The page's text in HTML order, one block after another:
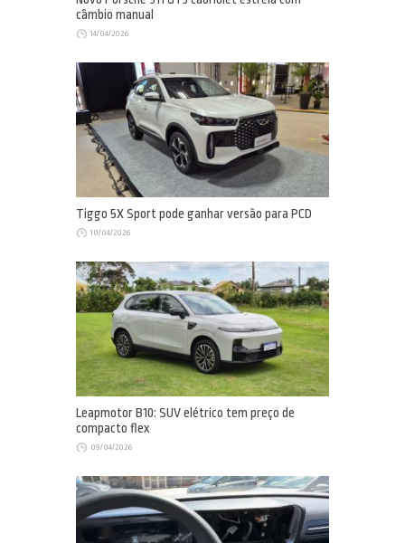
câmbio manual
14/04/2026
Tiggo 5X Sport pode ganhar versão para PCD
10/04/2026
Leapmotor B10: SUV elétrico tem preço de
compacto flex
09/04/2026